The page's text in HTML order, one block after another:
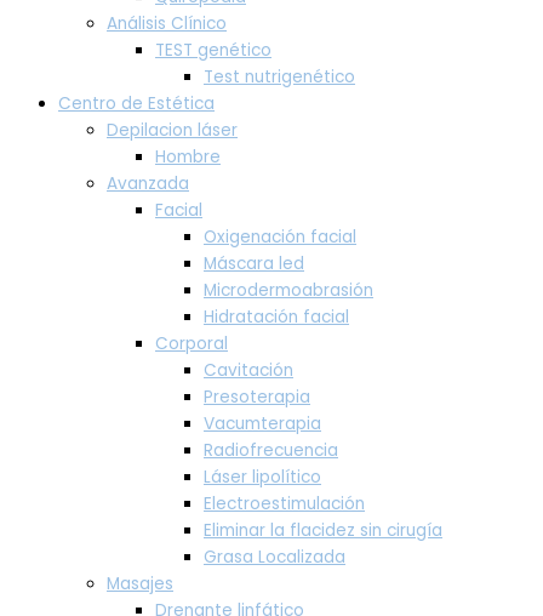
Análisis Clínico
TEST genético
Test nutrigenético
Centro de Estética
Depilacion láser
Hombre
Avanzada
Facial
Oxigenación facial
Máscara led
Microdermoabrasión
Hidratación facial
Corporal
Cavitación
Presoterapia
Vacumterapia
Radiofrecuencia
Láser lipolítico
Electroestimulación
Eliminar la flacidez sin cirugía
Grasa Localizada
Masajes
Drenante linfático